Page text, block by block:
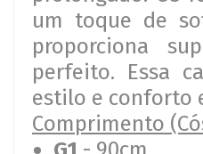
um toque de
proporciona
perfeito. Essa
estilo e conforto
Comprimento